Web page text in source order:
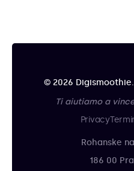
© 2026
Ti aiutiamo a
Privacy
Rohanske
186 00